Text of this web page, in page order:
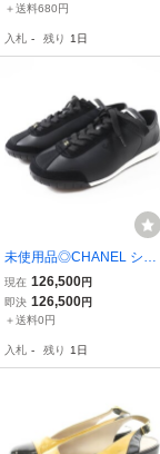
＋送料680円
入札 - 残り 1日
未使用品◎CHANEL シャ
ネル 24S G45714 ココマ
ーク ロゴ入 カーフスキン
スニーカー ブラック ホワ
レディース
現在 126,500円
即決 126,500円
＋送料0円
入札 - 残り 1日